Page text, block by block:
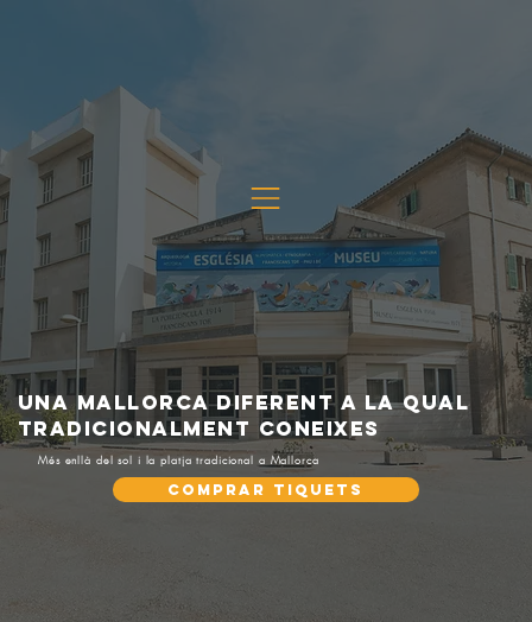
UNA MALLORCA DIFERENT A LA QUAL
TRADICIONALMENT CONEIXES
Més enllà del sol i la platja tradicional a Mallorca
Comprar Tiquets